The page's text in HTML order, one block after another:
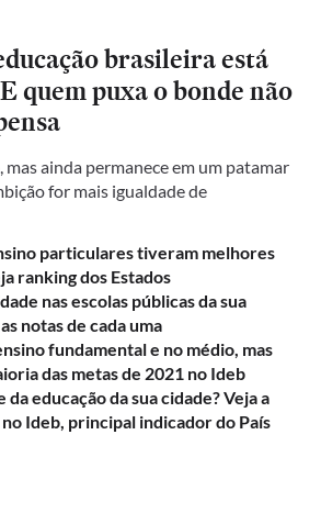
brasileira está
quem puxa o bonde não
mas ainda permanece em um patamar
for mais igualdade de
particulares tiveram melhores
ranking dos Estados
nas escolas públicas da sua
notas de cada uma
fundamental e no médio, mas
das metas de 2021 no Ideb
da educação da sua cidade? Veja a
no Ideb, principal indicador do País